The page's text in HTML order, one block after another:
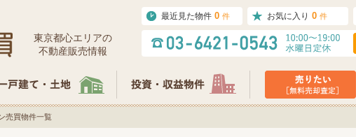
東京都⼼エリアの
不動産販売情報
最近見た物件 0 件 お気に入り 0 件
売買物件一覧